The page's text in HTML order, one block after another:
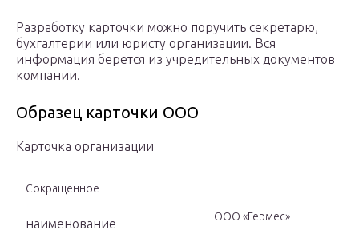
Разработку карточки можно поручить секретарю,
бухгалтерии или юристу организации. Вся
информация берется из учредительных документов
компании.
Образец карточки ООО
Карточка организации
Сокращенное
наименование ООО «Гермес»